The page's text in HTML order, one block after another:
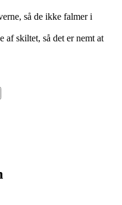
så de ikke falmer i
skiltet, så det er nemt at